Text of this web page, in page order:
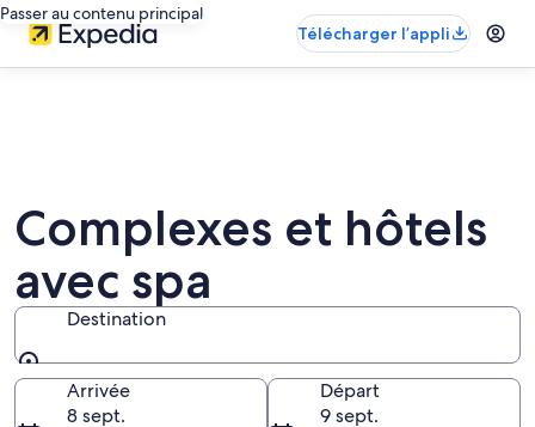
Passer au contenu principal
Télécharger l’appli
Complexes et hôtels
avec spa
Destination
Destination
Arrivée
8 sept.
Départ
9 sept.